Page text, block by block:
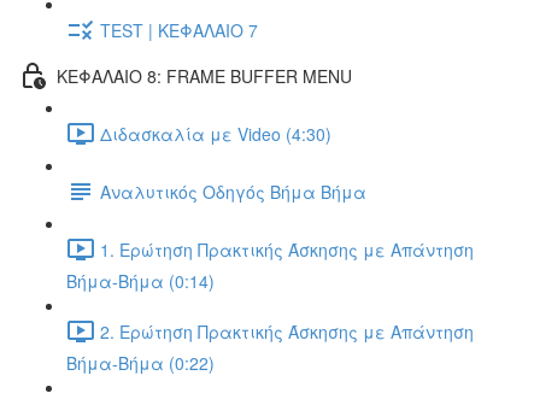
TEST | ΚΕΦΑΛΑΙΟ 7
ΚΕΦΑΛΑΙΟ 8: FRAME BUFFER MENU
Διδασκαλία με Video (4:30)
Αναλυτικός Οδηγός Βήμα Βήμα
1. Ερώτηση Πρακτικής Άσκησης με Απάντηση
Βήμα-Βήμα (0:14)
2. Ερώτηση Πρακτικής Άσκησης με Απάντηση
Βήμα-Βήμα (0:22)